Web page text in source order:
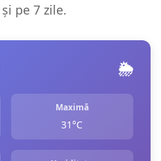
pe 7 zile.
🌦️
Maximă
31°C